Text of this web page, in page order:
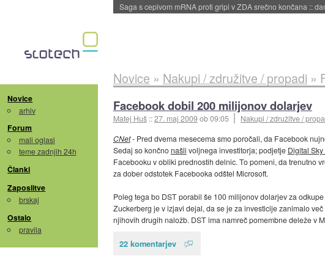
BMW v vozilih začel predvajati reklame::danes ob 06:09
Novice
arhiv
Forum
mali oglasi
teme zadnjih 24h
Članki
Zaposlitve
brskaj
Ostalo
pravila
Novice » Nakupi / združitve / propadi »
Facebook dobil 200 milijonov dolarjev
Matej Huš ::27. maj 2009ob 09:05
Nakupi / združitve /
CNet- Pred dvema mesecema smo poročali, da Facebook
Sedaj so končnonašli voljnega investitorja; podjetje Digital
Facebooku v obliki prednostih delnic. To pomeni, da trenutno
za dober odstotek Facebooka odštel Microsoft.
Poleg tega bo DST porabil še 100 milijonov dolarjev za
Zuckerberg je v izjavi dejal, da se je za investicije zanimalo
njihovih drugih naložb. DST ima namreč pomembne deleže v
22 komentarjev